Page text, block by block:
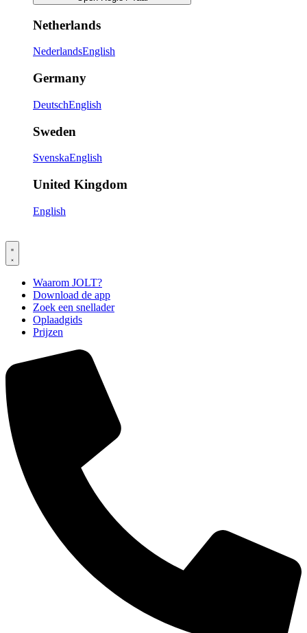
Netherlands
NederlandsEnglish
Germany
DeutschEnglish
Sweden
SvenskaEnglish
United Kingdom
English
Waarom JOLT?
Download de app
Zoek een snellader
Oplaadgids
Prijzen